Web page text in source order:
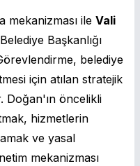
mekanizması ile Vali
Başkanlığı
belediye
için atılan stratejik
Doğan'ın öncelikli
hizmetlerin
ve yasal
mekanizması